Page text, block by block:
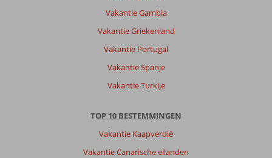
Vakantie Gambia
Vakantie Griekenland
Vakantie Portugal
Vakantie Spanje
Vakantie Turkije
TOP 10 BESTEMMINGEN
Vakantie Kaapverdië
Vakantie Canarische eilanden